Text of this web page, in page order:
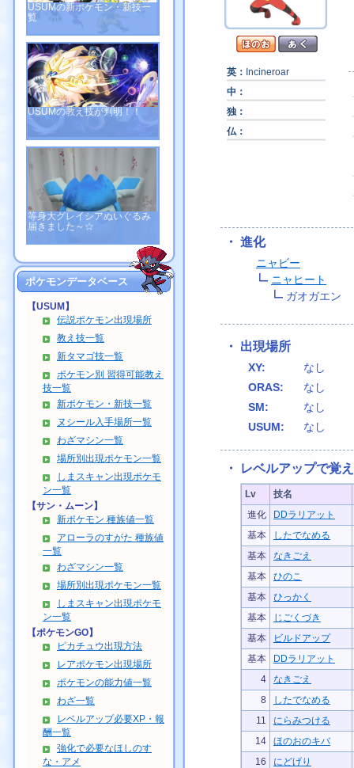
USUMの新ポケモン・新技一
覧
USUMの教え技が判明！！
等身大グレイシアぬいぐるみ
届きました～☆
ポケモンデータベース
【USUM】
伝説ポケモン出現場所
教え技一覧
新タマゴ技一覧
ポケモン別 習得可能教え
技一覧
新ポケモン・新技一覧
ヌシール入手場所一覧
わざマシン一覧
場所別出現ポケモン一覧
しまスキャン出現ポケモ
ン一覧
【サン・ムーン】
新ポケモン 種族値一覧
アローラのすがた 種族値
一覧
わざマシン一覧
場所別出現ポケモン一覧
しまスキャン出現ポケモ
ン一覧
【ポケモンGO】
ピカチュウ出現方法
レアポケモン出現場所
ポケモンの能力値一覧
わざ一覧
レベルアップ必要XP・報
酬一覧
強化で必要なほしのす
な・アメ
英： Incineroar
中：
独：
仏：
・ 進化
ニャビー
ニャヒート
ガオガエン
・ 出現場所
XY:
なし
ORAS:
なし
SM:
なし
USUM:
なし
・ レベルアップで覚
Lv
技名
進化
DDラリアット
基本
したでなめる
基本
なきごえ
基本
ひのこ
基本
ひっかく
基本
じごくづき
基本
ビルドアップ
基本
DDラリアット
4
なきごえ
8
したでなめる
11
にらみつける
14
ほのおのキバ
16
にどげり